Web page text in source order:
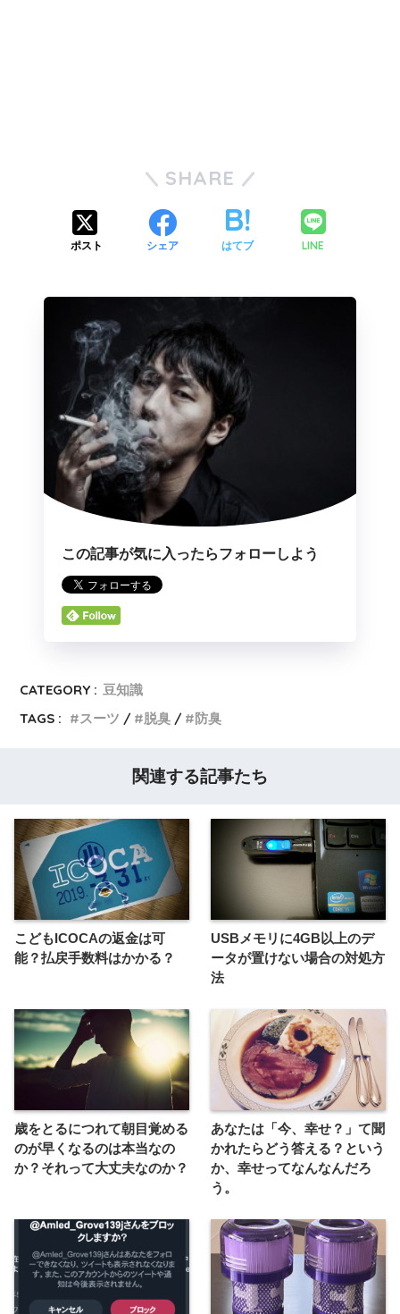
SHARE
ポスト シェア はてブ LINE
この記事が気に入ったらフォローしよう
CATEGORY : 豆知識
TAGS :
スーツ 脱臭 防臭
関連する記事たち
こどもICOCAの返金は可
能？払戻手数料はかかる？
USBメモリに4GB以上のデ
ータが置けない場合の対処方
法
歳をとるにつれて朝目覚める
のが早くなるのは本当なの
か？それって大丈夫なのか？
あなたは「今、幸せ？」て聞
かれたらどう答える？という
か、幸せってなんなんだろ
う。